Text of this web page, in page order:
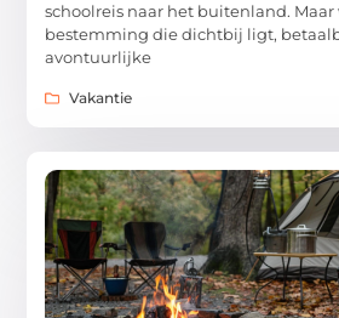
schoolreis naar het buitenland. Maar
bestemming die dichtbij ligt,
avontuurlijke
Vakantie